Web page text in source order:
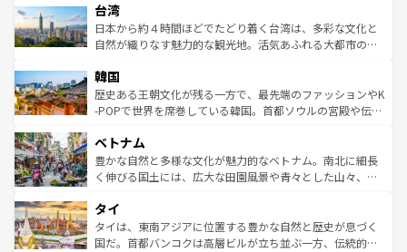
ならではの贅沢な旅のスタイルだ。 なお、新着のアメリカ
情報はコンテンツ一覧を参照してほしい。
れるおもてなしの心で訪れる人々を迎えてくれるハワイの
人々、おいしいローカルフードやハワイアンミュージッ
ク、伝統的なフラダンスなど、すべてがハワイの魅力を彩
ワイを、存分に味わってほしい。 なお、新着のハワイ情報
はコンテンツ一覧を参照してほしい。
リアリーフや大陸中央部にそびえるウルル（エアーズロッ
ク）、タスマニアの美しい原生林やケアンズの熱帯雨林な
ど、見どころがたくさん。また、カフェやワイン、オージ
いる。アクティビティも充実しており、サーフィンやダイ
ビング、ハイキングなど、アウトドア好きにはたまらな
い。オーストラリアの多彩な魅力を存分に味わいつくそ
参照してほしい。
台湾
日本から約４時間ほどでたどり着く台湾は、多彩な文化と
自然が織りなす魅力的な観光地。活気あふれる大都市の台
ン）、静ひつな山岳地帯である台湾東部など、都市の喧騒
と山間の静けさが共存しており、訪れる人に新しい発見と
驚きをもたらしてくれる。また、奥深い台湾の食文化も魅
容にもいいと評判のスイーツなど、バラエティ豊かな料理
が味わえる。 なお、新着の台湾情報は コンテンツ一覧を参
照してほしい。
韓国
歴史ある王朝文化が残る一方で、最先端のファッションやK
-POPで世界を席巻している韓国。首都ソウルの宮殿や伝統
き、地方に足を延ばせば四季折々の自然美を楽しむことが
できる。そして、キムチや焼肉、絶品のストリートフード
まで、さまざまな韓国料理が待っている。夜には、韓国な
リティに包まれながら、韓国の多彩な魅力を心ゆくまで味
わってみてほしい。 なお、新着の韓国情報はコンテンツ一
覧を参照してほしい。
ベトナム
豊かな自然と多様な文化が魅力的なベトナム。南北に細長
く伸びる国土には、広大な田園風景や青々とした山々、世
急速な発展と共に伝統が息づく。ハノイの古い町並みやホ
ーチミン市のフランス統治時代の建物も、独特の雰囲気を
醸し出している。また、バラエティの豊かさとおいしさで
タイ
タイは、東南アジアに位置する豊かな自然と歴史が息づく
国だ。首都バンコクは高層ビルが立ち並ぶ一方、伝統的な